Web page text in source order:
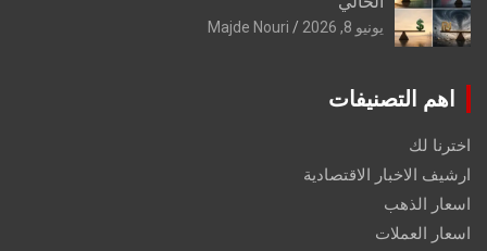
يونيو 8, 2026 Majde Nouri
اهم التصنيفات
اخترنا لك
ارشيف الاخبار الاقتصادية
اسعار الذهب
اسعار العملات